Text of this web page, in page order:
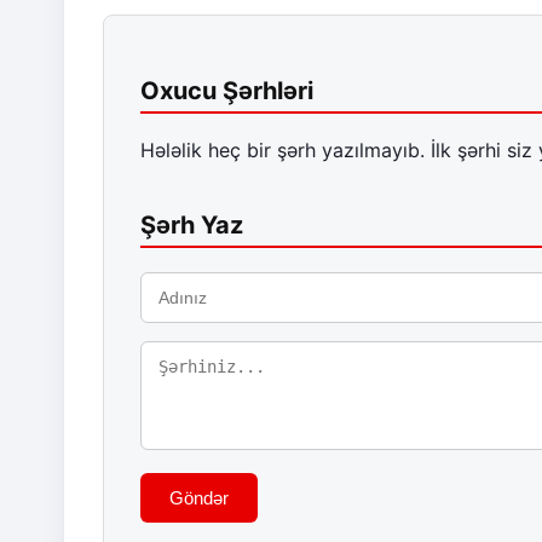
Oxucu Şərhləri
Hələlik heç bir şərh yazılmayıb. İlk şərhi siz
Şərh Yaz
Göndər